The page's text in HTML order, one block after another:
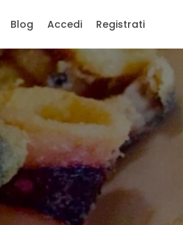
Blog Accedi Registrati